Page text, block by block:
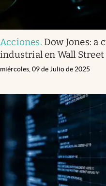
Acciones. Dow Jones: a
industrial en Wall
miércoles, 09 de Julio de 2025